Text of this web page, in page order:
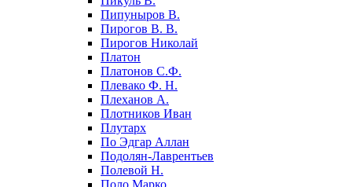
Пипуныров В.
Пирогов В. В.
Пирогов Николай
Платон
Платонов С.Ф.
Плевако Ф. Н.
Плеханов А.
Плотников Иван
Плутарх
По Эдгар Аллан
Подолян-Лаврентьев
Полевой Н.
Поло Марко